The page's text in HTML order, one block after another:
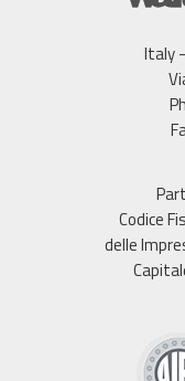
Italy
Codice
delle